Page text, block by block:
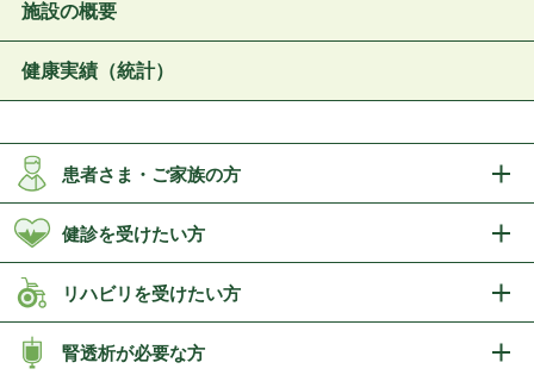
施設の概要
健康実績（統計）
患者さま・ご家族の方
健診を受けたい方
リハビリを受けたい方
腎透析が必要な方